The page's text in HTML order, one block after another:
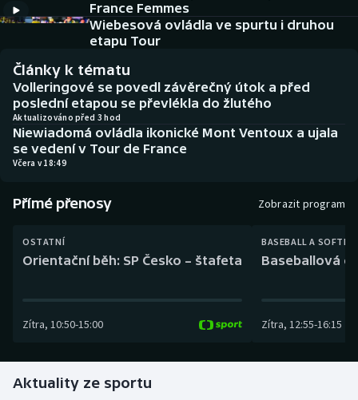
Americký fotbal
Baseball a softbal
Basketbal
Biatlon
Curling
Florbal
NEPŘEHLÉDNĚTE
Soutěže
Historické návraty
Aplikace ČT sport
France Femmes
Wiebesová ovládla ve spurtu i druhou
etapu Tour
Články k tématu
Volleringové se povedl závěrečný útok a před
poslední etapou se převlékla do žlutého
Aktualizováno před 3 hod
Niewiadomá ovládla ikonické Mont Ventoux a ujala
se vedení v Tour de France
Včera v 18:49
Přímé přenosy Zobrazit program
OSTATNÍ
Orientační běh: SP Česko – štafeta
Zítra, 10:50-15:00
BASEBALL A
Baseballová
Zítra, 12:55-16:15
Aktuality ze sportu